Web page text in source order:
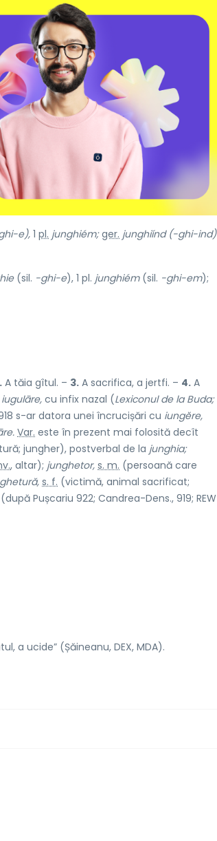
e), 1 pl. junghiém; ger. junghiínd (-ghi-ind)
(sil. -ghi-e), 1 pl. junghiém(sil. -ghi-em);
A tăia gîtul. – 3. A sacrifica, a jertfi. – 4. A
iugulāre, cu infix nazal (Lexiconul de la Buda;
918 s-ar datora unei încrucișări cu iungĕre,
Var. este în prezent mai folosită decît
jungher), postverbal de la junghia;
, altar); junghetor, s. m. (persoană care
s. f. (victimă, animal sacrificat;
(după Pușcariu 922; Candrea-Dens., 919; REW
a ucide” (Șăineanu, DEX, MDA).